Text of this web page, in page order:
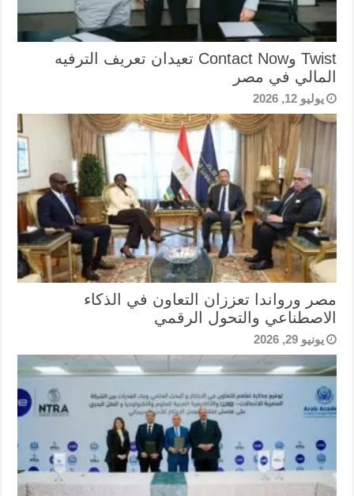
Twist وContact Now تعيدان تعريف الترفيه
المالي في مصر
يوليو 12, 2026
مصر ورواندا تعززان التعاون في الذكاء
الاصطناعي والتحول الرقمي
يونيو 29, 2026